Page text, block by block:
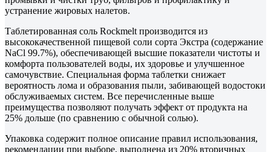
устранение жировых налетов.
Таблетированная соль Rockmelt производится из
высококачественной пищевой соли сорта Экстра (содержание
NaCl 99.7%), обеспечивающей высшие показатели чистоты и
комфорта пользователей воды, их здоровье и улучшенное
самочувствие. Специальная форма таблетки снижает
вероятность лома и образования пыли, забивающей водостоки
обслуживаемых систем. Все перечисленные выше
преимущества позволяют получать эффект от продукта на
25% дольше (по сравнению с обычной солью).
Упаковка содержит полное описание правил использования,
рекомендации при выборе, выполнена из 20% вторичных